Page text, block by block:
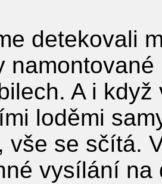
detekovali
A i
loděmi
vše se sčítá.
vysílání